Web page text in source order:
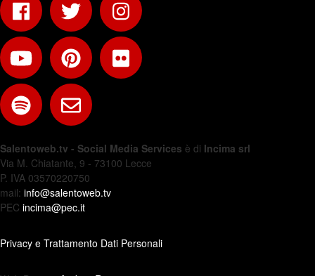
Salentoweb.tv - Social Media Services è di Incima srl
Via M. Chiatante, 9 - 73100 Lecce
P. IVA 03570220750
mail: info@salentoweb.tv
PEC incima@pec.it
Privacy e Trattamento Dati Personali